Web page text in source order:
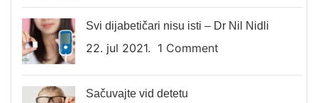
Svi dijabetičari nisu isti – Dr Nil Nidli
22. jul 2021. 1 Comment
Sačuvajte vid detetu